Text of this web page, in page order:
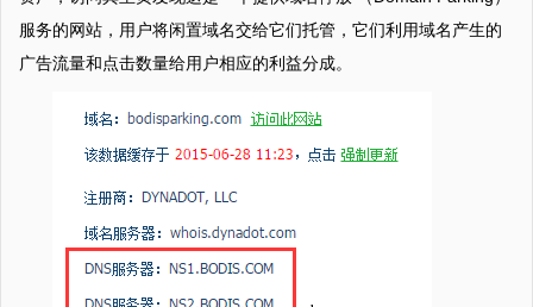
服务的网站，用户将闲置域名交给它们托管，它们利用域名产生的
广告流量和点击数量给用户相应的利益分成。